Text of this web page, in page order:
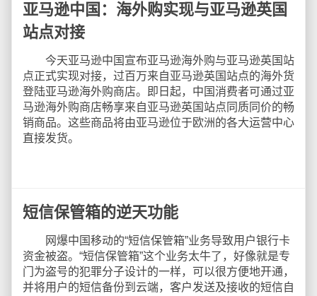
亚马逊中国：海外购实现与亚马逊英国
站点对接
今天亚马逊中国宣布亚马逊海外购与亚马逊英国站
点正式实现对接，过百万来自亚马逊英国站点的海外货
登陆亚马逊海外购商店。即日起，中国消费者可通过亚
马逊海外购商店畅享来自亚马逊英国站点同质同价的畅
销商品。这些商品将由亚马逊位于欧洲的各大运营中心
直接发货。
短信保管箱的逆天功能
网爆中国移动的“短信保管箱”业务导致用户银行卡
资金被盗。“短信保管箱”这个业务太牛了，好像就是专
门为盗号的犯罪分子设计的一样，可以很方便地开通，
并将用户的短信备份到云端，客户发送及接收的短信自